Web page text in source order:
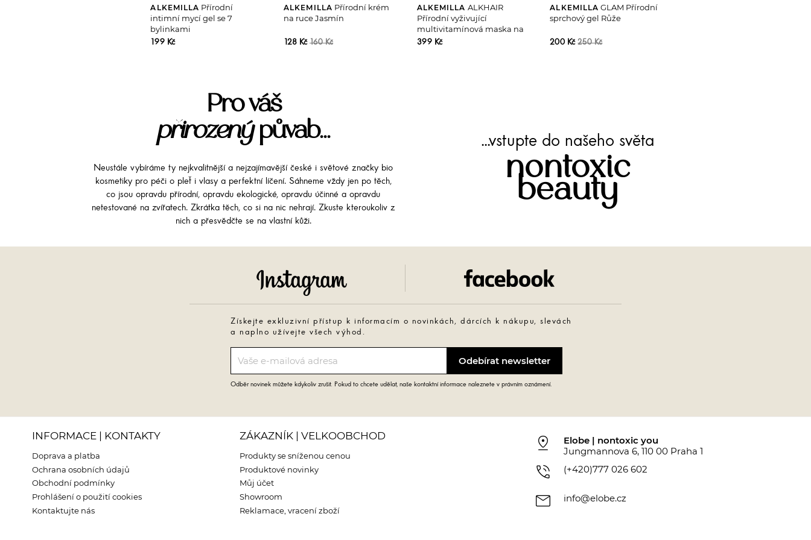
ALKEMILLA Přírodní
intimní mycí gel se 7
bylinkami
199 Kč
ALKEMILLA Přírodní krém
na ruce Jasmín
128 Kč160 Kč
ALKEMILLA ALKHAIR
Přírodní vyživující
multivitamínová maska na
vlasy
399 Kč
ALKEMILLA GLAM Přírodní
sprchový gel Růže
200 Kč250 Kč
Pro váš
přirozenýpůvab...
Neustále vybíráme ty nejkvalitnější a nejzajímavější české i světové značky bio
kosmetiky pro péči o pleť i vlasy a perfektní líčení. Sáhneme vždy jen po těch,
co jsou opravdu přírodní, opravdu ekologické, opravdu účinné a opravdu
netestované na zvířatech. Zkrátka těch, co si na nic nehrají. Zkuste kteroukoliv z
nich a přesvědčte se na vlastní kůži.
...vstupte do našeho světa
nontoxic
beauty
Získejte exkluzivní přístup k informacím o novinkách, dárcích k nákupu, slevách
a naplno užívejte všech výhod.
Odběr novinek můžete kdykoliv zrušit. Pokud to chcete udělat, naše kontaktní informace naleznete v právním oznámení.
INFORMACE | KONTAKTY
Doprava a platba
Ochrana osobních údajů
Obchodní podmínky
Prohlášení o použití cookies
Kontaktujte nás
ZÁKAZNÍK | VELKOOBCHOD
Produkty se sníženou cenou
Produktové novinky
Můj účet
Showroom
Reklamace, vracení zboží
pin_drop
Elobe | nontoxic you
Jungmannova 6, 110 00 Praha 1
phone_in_talk (+420)777 026 602
mail info@elobe.cz